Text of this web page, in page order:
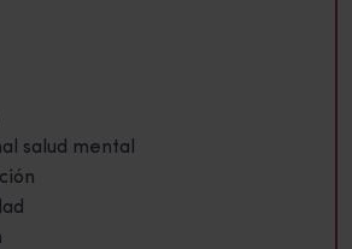
salud mental